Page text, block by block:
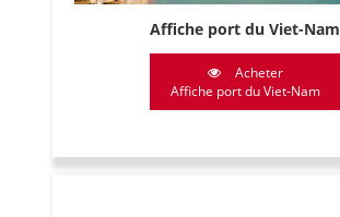
Affiche port du Viet-Nam
Acheter
Affiche port du Viet-Nam